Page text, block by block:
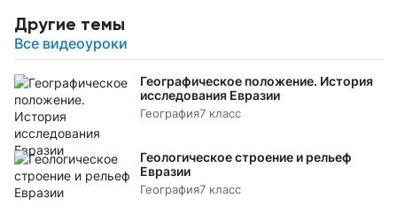
Другие темы
Все видеоуроки
Географическое положение. История
исследования Евразии
География7 класс
Геологическое строение и рельеф
Евразии
География7 класс